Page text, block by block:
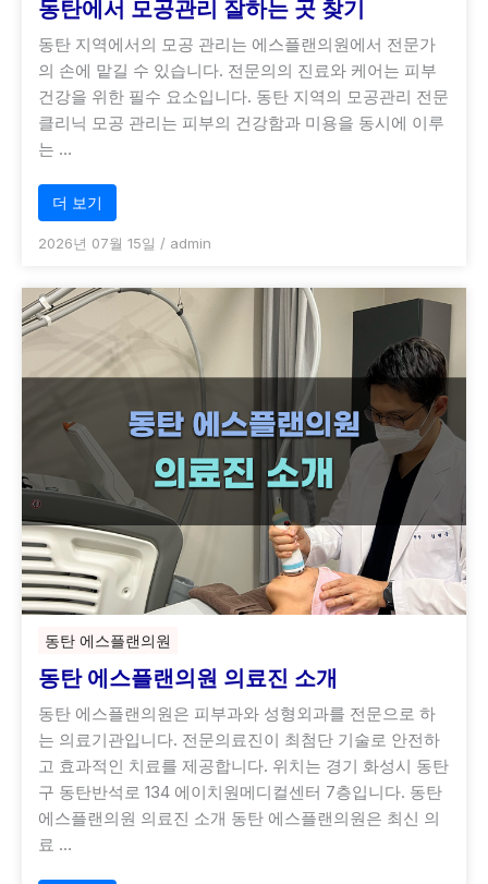
동탄에서 모공관리 잘하는 곳 찾기
동탄 지역에서의 모공 관리는 에스플랜의원에서 전문가
의 손에 맡길 수 있습니다. 전문의의 진료와 케어는 피부
건강을 위한 필수 요소입니다. 동탄 지역의 모공관리 전문
클리닉 모공 관리는 피부의 건강함과 미용을 동시에 이루
는 …
더 보기
2026년 07월 15일 / admin
동탄 에스플랜의원
동탄 에스플랜의원 의료진 소개
동탄 에스플랜의원은 피부과와 성형외과를 전문으로 하
는 의료기관입니다. 전문의료진이 최첨단 기술로 안전하
고 효과적인 치료를 제공합니다. 위치는 경기 화성시 동탄
구 동탄반석로 134 에이치원메디컬센터 7층입니다. 동탄
에스플랜의원 의료진 소개 동탄 에스플랜의원은 최신 의
료 …